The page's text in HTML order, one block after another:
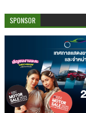
SPONSOR